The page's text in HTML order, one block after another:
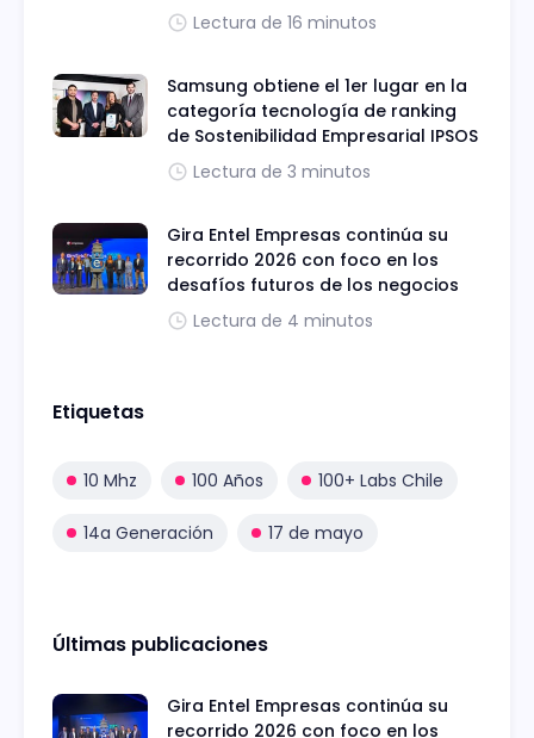
Lectura de 16 minutos
Samsung obtiene el 1er lugar en la
categoría tecnología de ranking
de Sostenibilidad Empresarial IPSOS
Lectura de 3 minutos
Gira Entel Empresas continúa su
recorrido 2026 con foco en los
desafíos futuros de los negocios
Lectura de 4 minutos
Etiquetas
10 Mhz 100 Años 100+ Labs Chile
14a Generación 17 de mayo
Últimas publicaciones
Gira Entel Empresas continúa su
recorrido 2026 con foco en los